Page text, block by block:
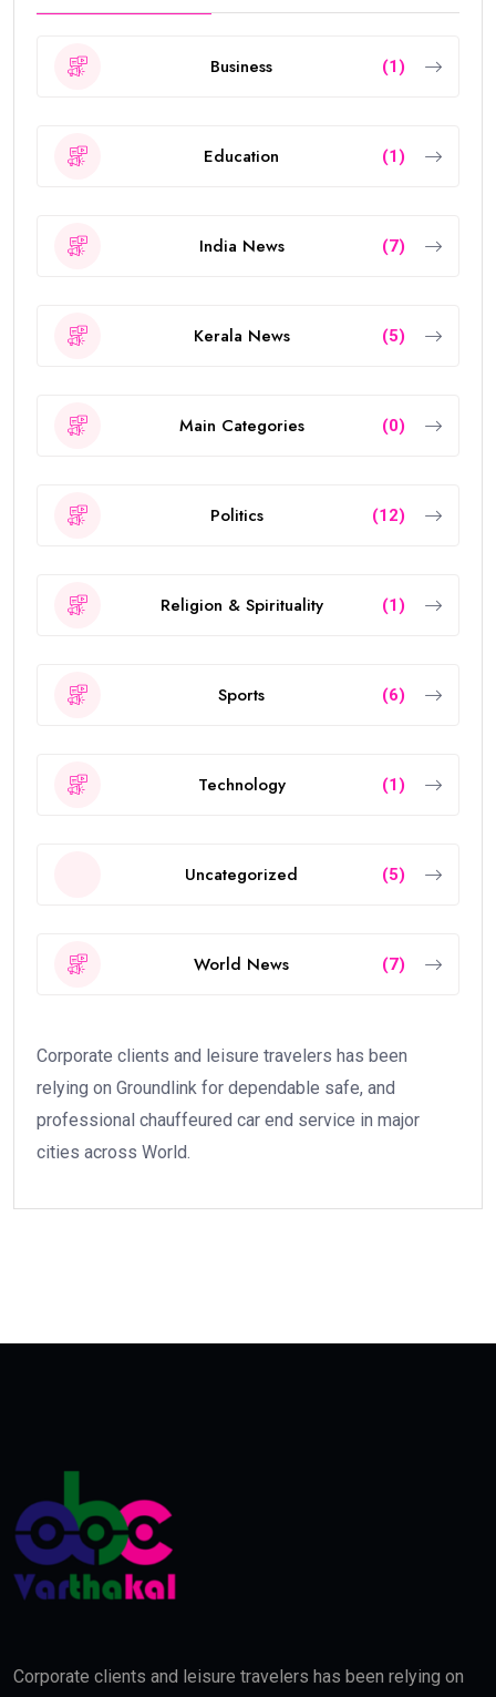
Business (1)
Education (1)
India News (7)
Kerala News (5)
Main Categories (0)
Politics (12)
Religion & Spirituality (1)
Sports (6)
Technology (1)
Uncategorized (5)
World News (7)
Corporate clients and leisure travelers has been
relying on Groundlink for dependable safe, and
professional chauffeured car end service in major
cities across World.
Corporate clients and leisure travelers has been relying on